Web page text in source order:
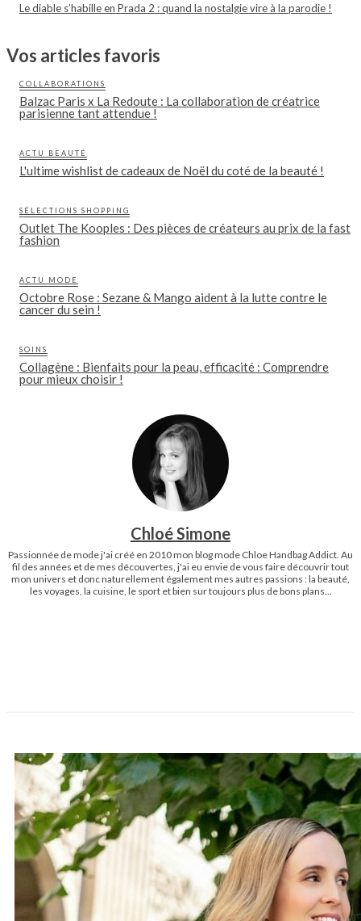
Le diable s’habille en Prada 2 : quand la nostalgie vire à la parodie !
Vos articles favoris
COLLABORATIONS
Balzac Paris x La Redoute : La collaboration de créatrice
parisienne tant attendue !
ACTU BEAUTÉ
L'ultime wishlist de cadeaux de Noël du coté de la beauté !
SÉLECTIONS SHOPPING
Outlet The Kooples : Des pièces de créateurs au prix de la fast
fashion
ACTU MODE
Octobre Rose : Sezane & Mango aident à la lutte contre le
cancer du sein !
SOINS
Collagène : Bienfaits pour la peau, efficacité : Comprendre
pour mieux choisir !
Chloé Simone
Passionnée de mode j'ai créé en 2010 mon blog mode Chloe Handbag Addict. Au
fil des années et de mes découvertes, j'ai eu envie de vous faire découvrir tout
mon univers et donc naturellement également mes autres passions : la beauté,
les voyages, la cuisine, le sport et bien sur toujours plus de bons plans...